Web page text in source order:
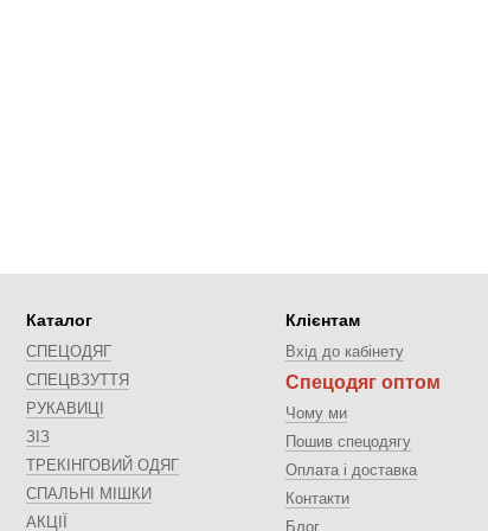
Каталог
СПЕЦОДЯГ
СПЕЦВЗУТТЯ
РУКАВИЦІ
ЗІЗ
ТРЕКІНГОВИЙ ОДЯГ
СПАЛЬНІ МІШКИ
АКЦІЇ
Клієнтам
Вхід до кабінету
Спецодяг оптом
Чому ми
Пошив спецодягу
Оплата і доставка
Контакти
Блог